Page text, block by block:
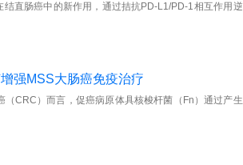
直肠癌中的新作用，通过拮抗PD-L1/PD-1相互作用逆
强MSS大肠癌免疫治疗
CRC）而言，促癌病原体具核梭杆菌（Fn）通过产生